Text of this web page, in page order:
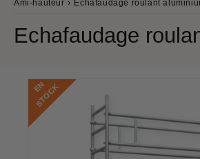
Ami-hauteur › Echafaudage roulant
Echafaudage
E
N
S
T
O
C
K